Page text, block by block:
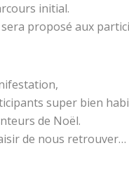
initial.
proposé aux
super bien
de Noël.
de nous retrouver…